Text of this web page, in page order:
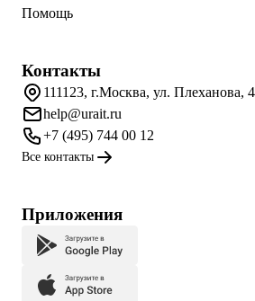
Помощь
Контакты
111123, г.Москва, ул. Плеханова,
help@urait.ru
+7 (495) 744 00 12
Все контакты
Приложения